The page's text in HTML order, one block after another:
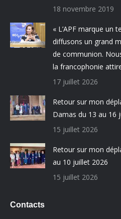
18 novembre 2019
« L’APF marque un
diffusons un grand
de communion.
la francophonie
17 juillet 2026
Retour sur mon
Damas du 13 au 16
15 juillet 2026
Retour sur mon
au 10 juillet 2026
15 juillet 2026
Contacts